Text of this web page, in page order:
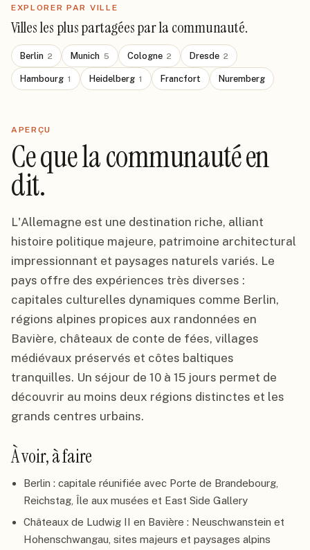
EXPLORER PAR VILLE
Villes les plus partagées par la communauté.
Berlin 2 Munich 5 Cologne 2 Dresde 2
Hambourg 1 Heidelberg 1 Francfort Nuremberg
APERÇU
Ce que la communauté en
dit.
L'Allemagne est une destination riche, alliant
histoire politique majeure, patrimoine architectural
impressionnant et paysages naturels variés. Le
pays offre des expériences très diverses :
capitales culturelles dynamiques comme Berlin,
régions alpines propices aux randonnées en
Bavière, châteaux de conte de fées, villages
médiévaux préservés et côtes baltiques
tranquilles. Un séjour de 10 à 15 jours permet de
découvrir au moins deux régions distinctes et les
grands centres urbains.
À voir, à faire
Berlin : capitale réunifiée avec Porte de Brandebourg,
Reichstag, Île aux musées et East Side Gallery
Châteaux de Ludwig II en Bavière : Neuschwanstein et
Hohenschwangau, sites majeurs et paysages alpins